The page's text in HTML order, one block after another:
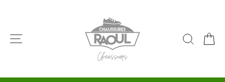
NAVIGATION